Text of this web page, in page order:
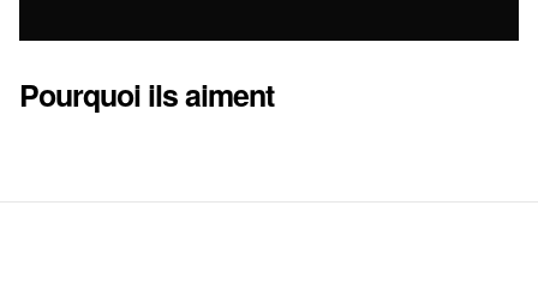
Pourquoi ils aiment